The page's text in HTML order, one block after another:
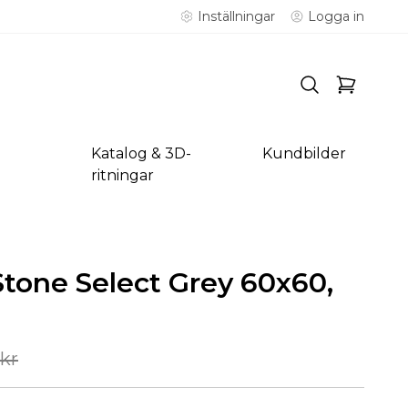
Inställningar Logga in
Katalog & 3D-
ritningar
Kundbilder
Select Grey 60x60,